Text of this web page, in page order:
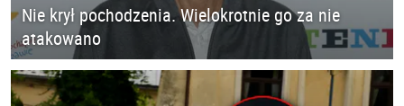
Nie krył pochodzenia. Wielokrotnie go za nie
atakowano